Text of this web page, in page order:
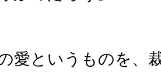
愛というものを、